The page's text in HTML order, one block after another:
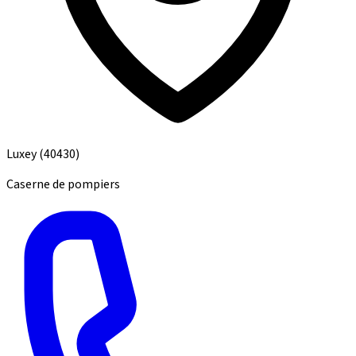
Luxey(40430)
Caserne de pompiers